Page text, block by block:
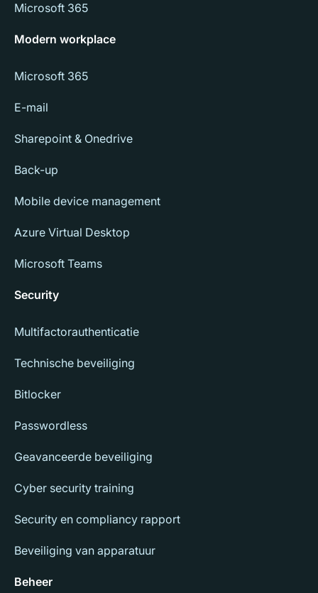
Microsoft 365
Modern workplace
Microsoft 365
E-mail
Sharepoint & Onedrive
Back-up
Mobile device management
Azure Virtual Desktop
Microsoft Teams
Security
Multifactorauthenticatie
Technische beveiliging
Bitlocker
Passwordless
Geavanceerde beveiliging
Cyber security training
Security en compliancy rapport
Beveiliging van apparatuur
Beheer